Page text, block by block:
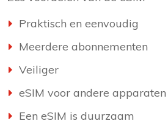
Praktisch en eenvoudig
Meerdere abonnementen
Veiliger
eSIM voor andere apparaten
Een eSIM is duurzaam